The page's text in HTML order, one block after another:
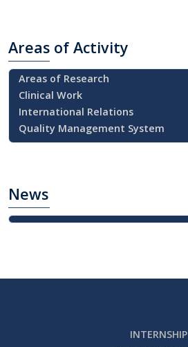
Areas of Activity
Areas of Research
Clinical Work
International Relations
Quality Management System
News
INTERNSHIP